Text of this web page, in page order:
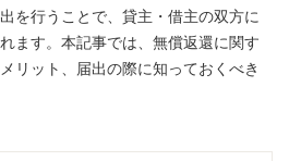
を行うことで、貸主・借主の双方に
ます。本記事では、無償返還に関す
リット、届出の際に知っておくべき